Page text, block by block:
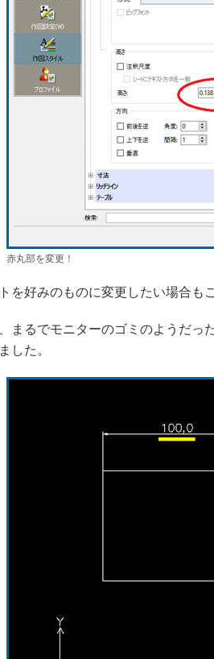
赤丸部を変更！
を好みのものに変更したい場合も
まるでモニターのゴミのようだっ
した。